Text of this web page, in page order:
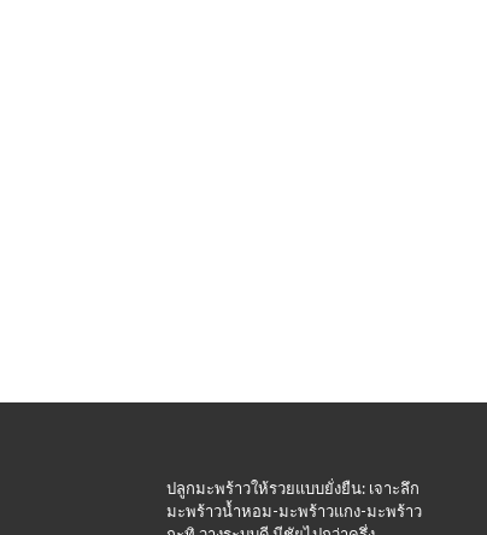
ปลูกมะพร้าวให้รวยแบบยั่งยืน: เจาะลึก
มะพร้าวน้ำหอม-มะพร้าวแกง-มะพร้าว